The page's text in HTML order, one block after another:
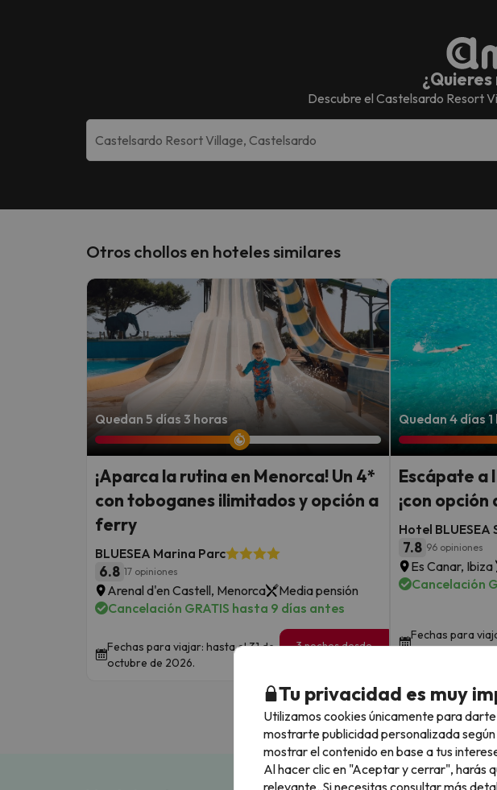
Descubre el Castelsardo Resort
Otros chollos en hoteles similares
Quedan 5 días 3 horas
¡Aparca la rutina en Menorca! Un 4*
con toboganes ilimitados y opción a
ferry
BLUESEA Marina Parc
6.8 17 opiniones
Arenal d'en Castell, Menorca
Media pensión
Cancelación GRATIS hasta 9 días antes
Fechas para viajar: hasta el 31 de
octubre de 2026.
3 noches desde
Quedan 4 días 1
Escápate a
¡con
Hotel BLUESEA
7.8 96 opiniones
Es Canar, Ibiza
Cancelación
Fechas para
octubre de
Tu privacidad es muy
Utilizamos cookies únicamente para
mostrarte publicidad personalizada
mostrar el contenido en base a tus
Al hacer clic en "Aceptar y cerrar", harás
relevante. Si necesitas consultar más